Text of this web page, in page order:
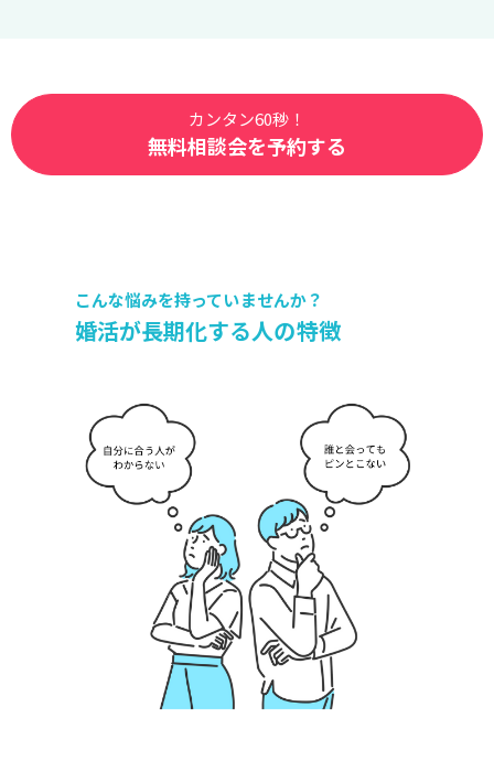
カンタン60秒！
無料相談会を予約する
こんな悩みを持っていませんか？
婚活が長期化する人の特徴